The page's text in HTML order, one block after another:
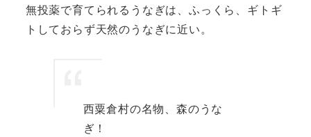
無投薬で育てられるうなぎは、ふっくら、ギトギ
トしておらず天然のうなぎに近い。
西粟倉村の名物、森のうな
ぎ！